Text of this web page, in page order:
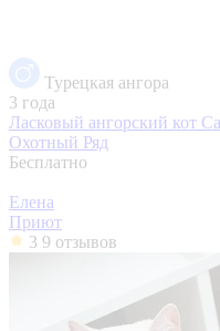
Турецкая ангора
3 года
Ласковый ангорский кот
Охотный Ряд
Бесплатно
Елена
Приют
3 9 отзывов